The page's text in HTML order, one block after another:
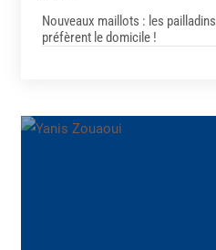
Nouveaux maillots : les pailladins
préfèrent le domicile !